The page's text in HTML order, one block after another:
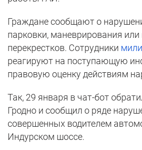
Граждане сообщают о
парковки, маневрирования или
перекрестков. Сотрудники
реагируют на поступающую
правовую оценку действиям
Так, 29 января в чат-бот
Гродно и сообщил о ряде
совершенных водителем
Индурском шоссе.